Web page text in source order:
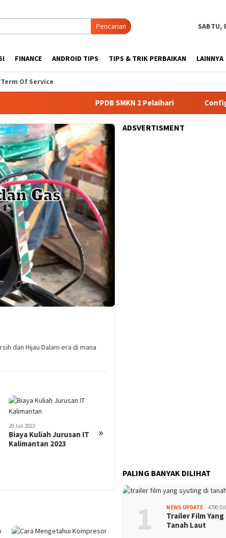
Pencarian SABTU,
FINANCE ANDROID TIPS TIPS & TRIK PERBAIKAN LAINNYA
Term Of Service
PPDB SMKN 2 Pelaihari Config pisah
dan Hijau Dalam era di mana
»
29 Juli 2023
Biaya Kuliah Jurusan IT
Kalimantan 2023
ADSVERTISMENT
PALING BANYAK DILIHAT
1 NEWS UPDATE 4790
Trailer Film
Tanah Laut